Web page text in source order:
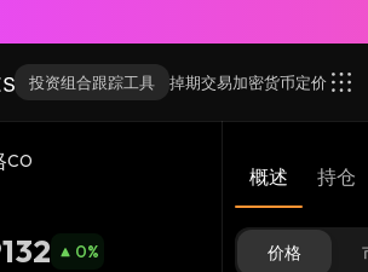
投资组合跟踪工具 掉期交易加密货币定价
CO
0%
概述 持仓
价格